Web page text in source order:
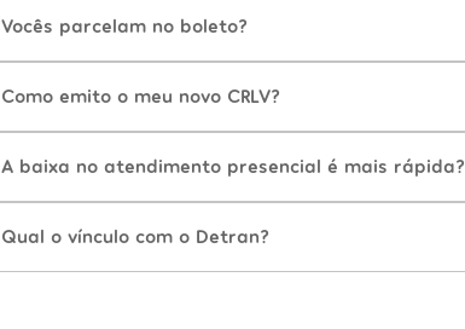
Vocês parcelam no boleto?
Como emito o meu novo CRLV?
A baixa no atendimento presencial é mais rápida?
Qual o vínculo com o Detran?